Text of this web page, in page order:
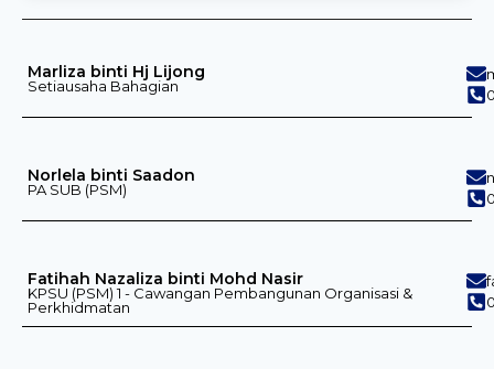
Marliza binti Hj Lijong
Setiausaha Bahagian
Norlela binti Saadon
PA SUB (PSM)
Fatihah Nazaliza binti Mohd Nasir
KPSU (PSM) 1 - Cawangan Pembangunan Organisasi &
Perkhidmatan